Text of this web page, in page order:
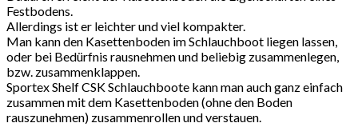
Festbodens.
Allerdings ist er leichter und viel kompakter.
Man kann den Kasettenboden im Schlauchboot liegen lassen,
oder bei Bedürfnis rausnehmen und beliebig zusammenlegen,
bzw. zusammenklappen.
Sportex Shelf CSK Schlauchboote kann man auch ganz einfach
zusammen mit dem Kasettenboden (ohne den Boden
rauszunehmen) zusammenrollen und verstauen.